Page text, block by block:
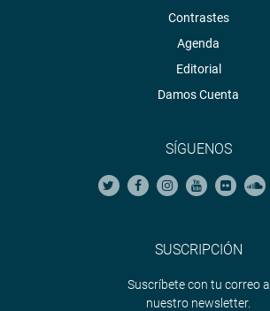
Contrastes
Agenda
Editorial
Damos Cuenta
SÍGUENOS
SUSCRIPCIÓN
Suscríbete con tu correo a
nuestro newsletter.